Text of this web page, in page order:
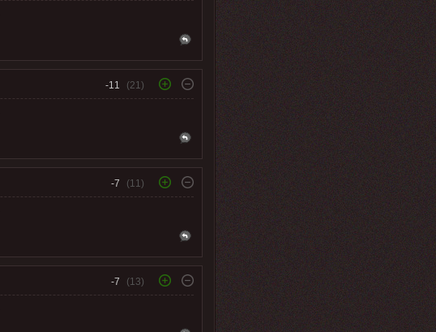
-11 (21)
-7 (11)
-7 (13)